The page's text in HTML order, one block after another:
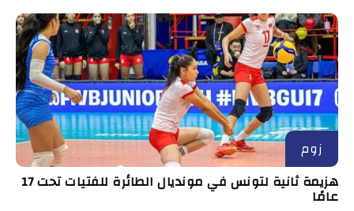
زوم
هزيمة ثانية لتونس في مونديال الطائرة للفتيات تحت 17
عامًا